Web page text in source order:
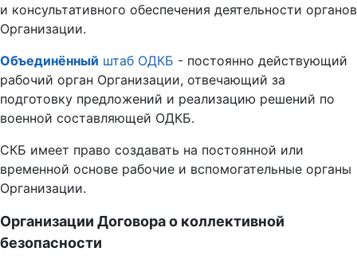
и консультативного обеспечения деятельности органов
Организации.
Объединённый штаб ОДКБ - постоянно действующий
рабочий орган Организации, отвечающий за
подготовку предложений и реализацию решений по
военной составляющей ОДКБ.
СКБ имеет право создавать на постоянной или
временной основе рабочие и вспомогательные органы
Организации.
Организации Договора о коллективной
безопасности